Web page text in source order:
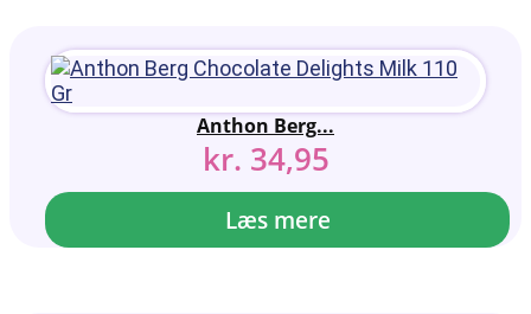
Anthon Berg...
kr. 34,95
Læs mere